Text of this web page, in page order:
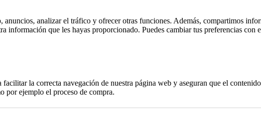
analizar el tráfico y ofrecer otras funciones. Además, compartimos
información que les hayas proporcionado. Puedes cambiar tus preferencias con
facilitar la correcta navegación de nuestra página web y aseguran que el
por ejemplo el proceso de compra.